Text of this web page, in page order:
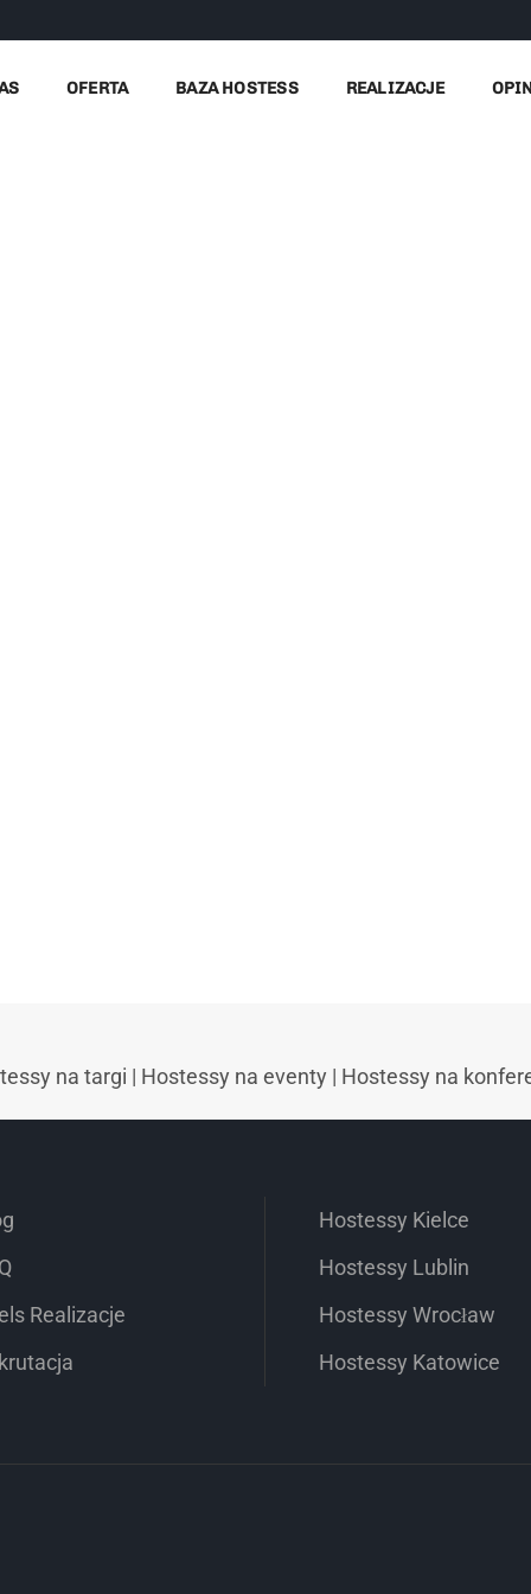
OFERTA BAZA HOSTESS REALIZACJE
na targi | Hostessy na eventy | Hostessy na
Realizacje
Hostessy Kielce
Hostessy Lublin
Hostessy Wrocław
Hostessy Katowice